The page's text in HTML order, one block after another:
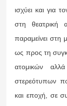
ισχύει και για
στη θεατρική
παραμείνει
ως προς τη
ατομικών
στερεότυπων
και εποχή, σε